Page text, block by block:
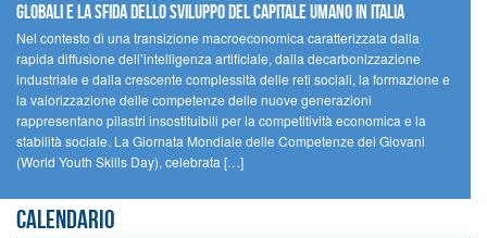
GLOBALI E LA SFIDA DELLO SVILUPPO DEL CAPITALE UMANO IN ITALIA
Nel contesto di una transizione macroeconomica caratterizzata dalla
rapida diffusione dell’intelligenza artificiale, dalla decarbonizzazione
industriale e dalla crescente complessità delle reti sociali, la formazione e
la valorizzazione delle competenze delle nuove generazioni
rappresentano pilastri insostituibili per la competitività economica e la
stabilità sociale. La Giornata Mondiale delle Competenze dei Giovani
(World Youth Skills Day), celebrata […]
Calendario